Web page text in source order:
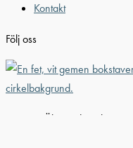
Kontakt
Följ oss
© 2026 Älvestad-Tanken